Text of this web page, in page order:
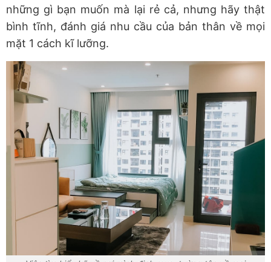
những gì bạn muốn mà lại rẻ cả, nhưng hãy thật
bình tĩnh, đánh giá nhu cầu của bản thân về mọi
mặt 1 cách kĩ lưỡng.